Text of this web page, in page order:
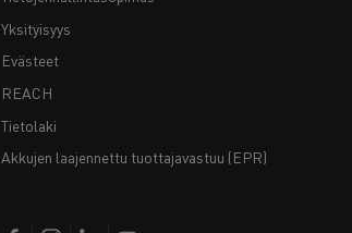
Yksityisyys
Evästeet
REACH
Tietolaki
Akkujen laajennettu tuottajavastuu (EPR)